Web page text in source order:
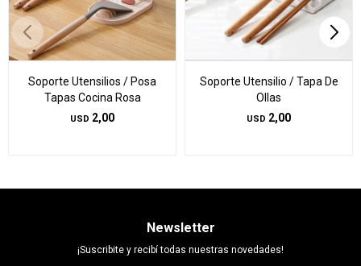
Soporte Utensilios / Posa
Tapas Cocina Rosa
USD 2,00
Soporte Utensilio / Tapa De
Ollas
USD 2,00
Newsletter
¡Suscribite y recibí todas nuestras novedades!